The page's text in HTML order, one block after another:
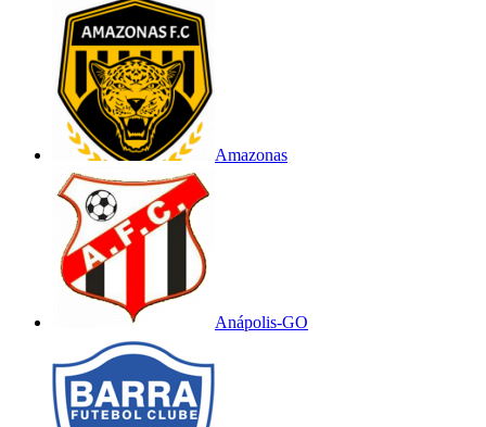
Amazonas
Anápolis-GO